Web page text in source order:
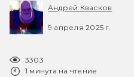
Андрей Квасков
9 апреля 2025 г.
3303
1 минута на чтение